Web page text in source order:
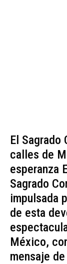
El Sagrado
calles de
esperanza
Sagrado
impulsada
de esta
México,
mensaje